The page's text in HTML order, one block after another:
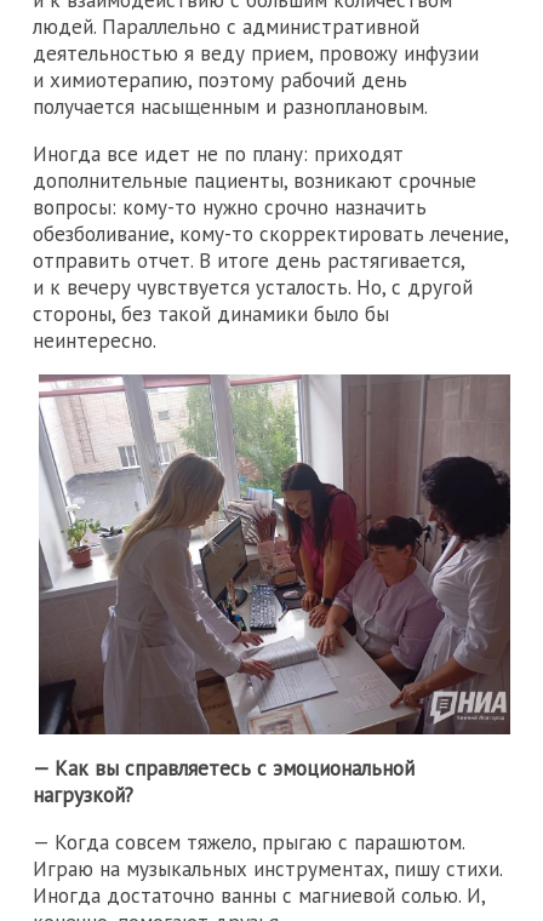
людей. Параллельно с административной
деятельностью я веду прием, провожу инфузии
и химиотерапию, поэтому рабочий день
получается насыщенным и разноплановым.
Иногда все идет не по плану: приходят
дополнительные пациенты, возникают срочные
вопросы: кому-то нужно срочно назначить
обезболивание, кому-то скорректировать лечение,
отправить отчет. В итоге день растягивается,
и к вечеру чувствуется усталость. Но, с другой
стороны, без такой динамики было бы
неинтересно.
— Как вы справляетесь с эмоциональной
нагрузкой?
— Когда совсем тяжело, прыгаю с парашютом.
Играю на музыкальных инструментах, пишу стихи.
Иногда достаточно ванны с магниевой солью. И,